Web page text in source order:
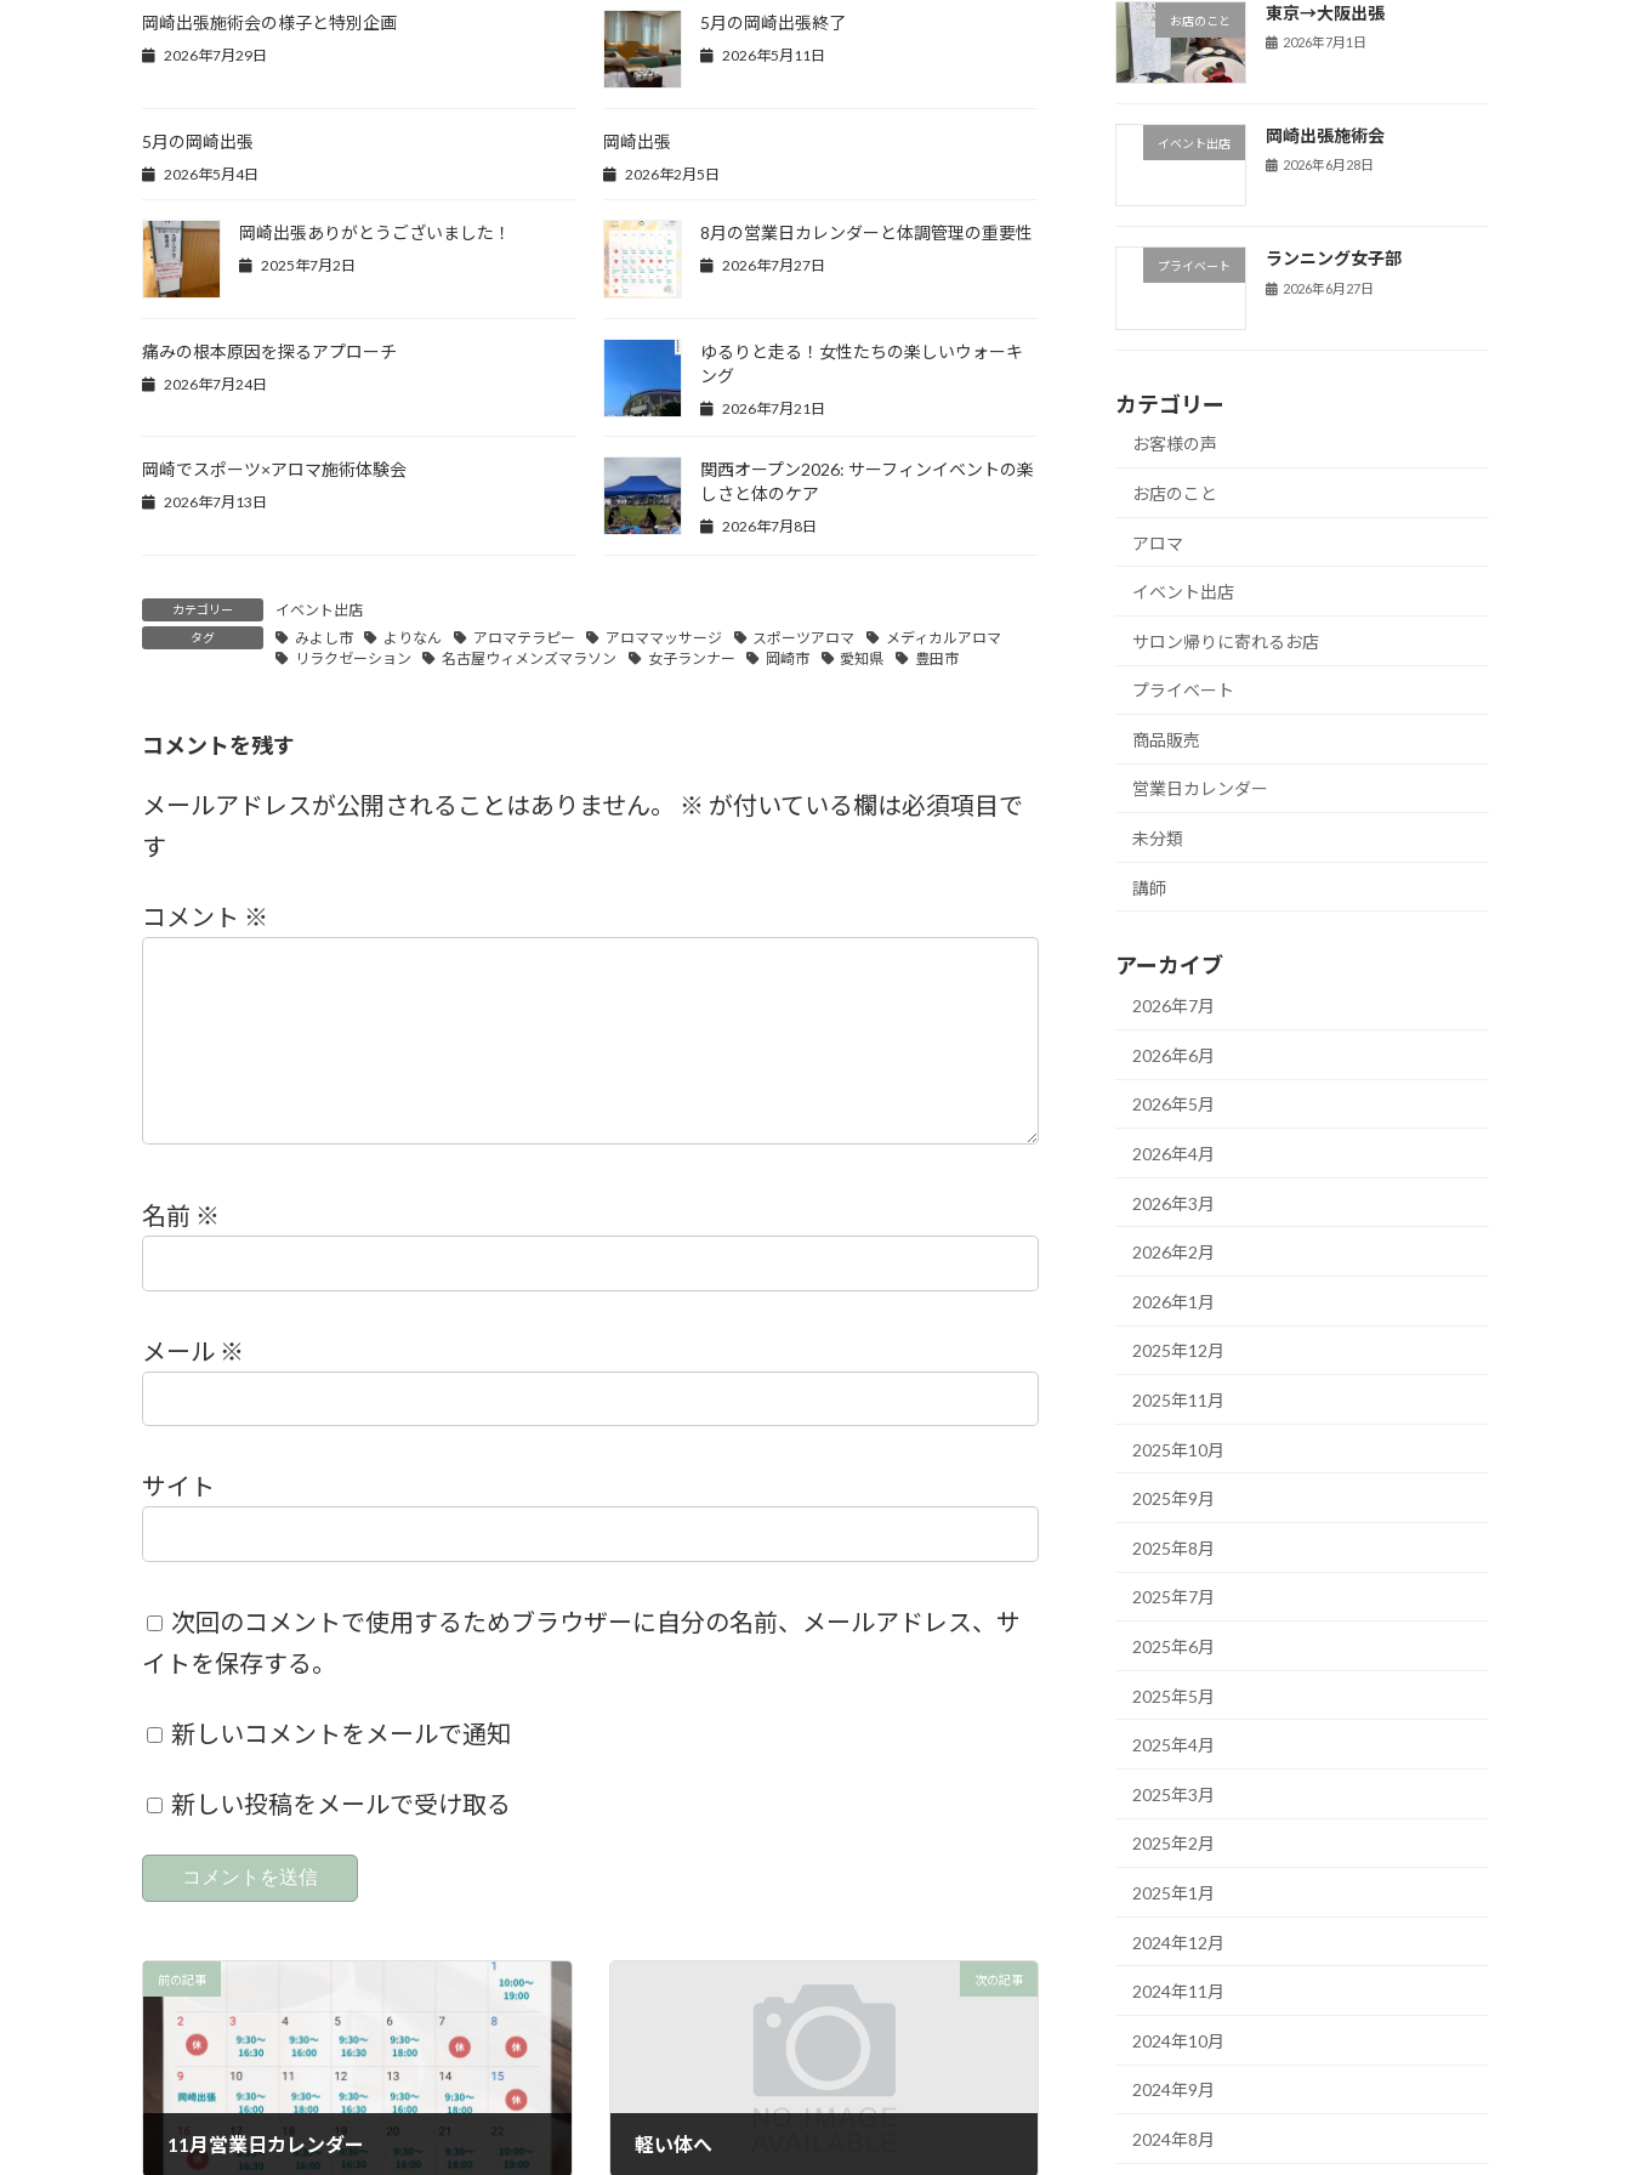
岡崎出張施術会の様子と特別企画
2026年7月29日
5月の岡崎出張終了
2026年5月11日
5月の岡崎出張
2026年5月4日
岡崎出張
2026年2月5日
岡崎出張ありがとうございました！
2025年7月2日
8月の営業日カレンダーと体調管理の重要性
2026年7月27日
痛みの根本原因を探るアプローチ
2026年7月24日
ゆるりと走る！女性たちの楽しいウォーキ
ング
2026年7月21日
岡崎でスポーツ×アロマ施術体験会
2026年7月13日
関西オープン2026: サーフィンイベントの楽
しさと体のケア
2026年7月8日
カテゴリー イベント出店
タグ みよし市 よりなん アロマテラピー アロママッサージ スポーツアロマ
メディカルアロマ
リラクゼーション
名古屋ウィメンズマラソン 女子ランナー 岡崎市 愛知県 豊田市
コメントを残す
メールアドレスが公開されることはありません。 ※ が付いている欄は必須項目で
す
コメント ※
名前 ※
メール ※
サイト
次回のコメントで使用するためブラウザーに自分の名前、メールアドレス、サ
イトを保存する。
新しいコメントをメールで通知
新しい投稿をメールで受け取る
前の記事
11月営業日カレンダー
次の記事
軽い体へ
お店のこと 東京→大阪出張
2026年7月1日
イベント出店 岡崎出張施術会
2026年6月28日
プライベート ランニング女子部
2026年6月27日
カテゴリー
お客様の声
お店のこと
アロマ
イベント出店
サロン帰りに寄れるお店
プライベート
商品販売
営業日カレンダー
未分類
講師
アーカイブ
2026年7月
2026年6月
2026年5月
2026年4月
2026年3月
2026年2月
2026年1月
2025年12月
2025年11月
2025年10月
2025年9月
2025年8月
2025年7月
2025年6月
2025年5月
2025年4月
2025年3月
2025年2月
2025年1月
2024年12月
2024年11月
2024年10月
2024年9月
2024年8月